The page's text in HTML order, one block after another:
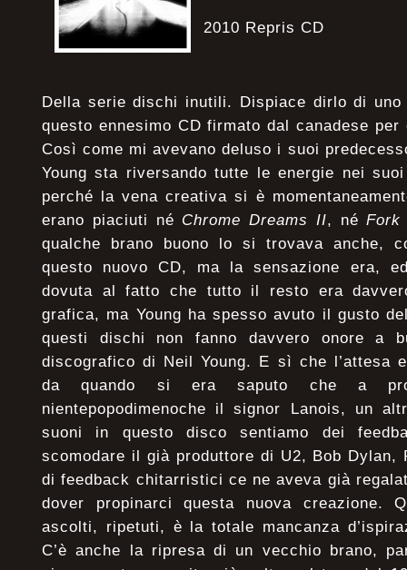
2010 Repris CD
Della serie dischi inutili. Dispiace dirlo di
questo ennesimo CD firmato dal canadese
Così come mi avevano deluso i suoi
Young sta riversando tutte le energie nei
perché la vena creativa si è
erano piaciuti né Chrome Dreams II, néFork
qualche brano buono lo si trovava anche,
questo nuovo CD, ma la sensazione era,
dovuta al fatto che tutto il resto era
grafica, ma Young ha spesso avuto il gusto
questi dischi non fanno davvero onore a
discografico di Neil Young. E sì che l’attesa
da quando si era saputo che a
nientepopodimenoche il signor Lanois, un
suoni in questo disco sentiamo dei
scomodare il già produttore di U2, Bob Dylan,
di feedback chitarristici ce ne aveva già
dover propinarci questa nuova creazione.
ascolti, ripetuti, è la totale mancanza
C’è anche la ripresa di un vecchio brano,